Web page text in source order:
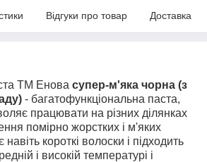
Відгуки про товар Доставка
ТМ Енова супер-м'яка чорна (з
- багатофункціональна паста,
працювати на різних ділянках
помірно жорстких і м'яких
короткі волоски і підходить
і високій температурі і